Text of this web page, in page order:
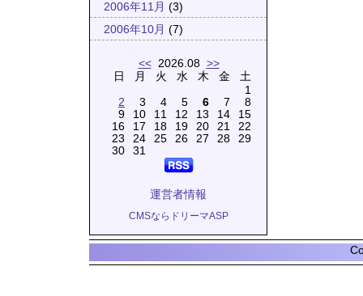
2006年11月 (3)
2006年10月 (7)
<<2026.08 >>
日
2
9
16
23
30
月
3
10
17
24
31
火
4
11
18
25
水
5
12
19
26
木
6
13
20
27
金
7
14
21
28
土
1
8
15
22
29
運営者情報
CMSならドリーマASP